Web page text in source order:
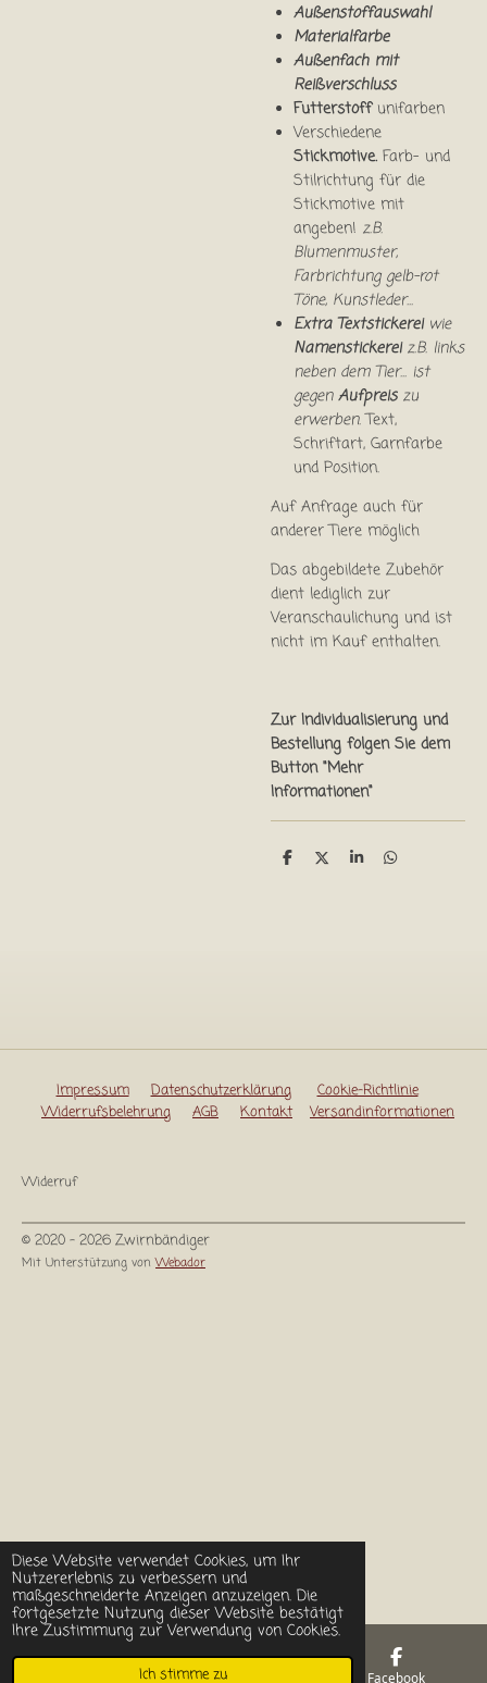
Diese Website verwendet Cookies, um Ihr
Nutzererlebnis zu verbessern und
maßgeschneiderte Anzeigen anzuzeigen. Die
fortgesetzte Nutzung dieser Website bestätigt
Ihre Zustimmung zur Verwendung von Cookies.
Ich stimme zu
Außenstoffauswahl
Materialfarbe
Außenfach mit
Reißverschluss
Futterstoffunifarben
Verschiedene
Stickmotive. Farb- und
Stilrichtung für die
Stickmotive mit
angeben! z.B.
Blumenmuster,
Farbrichtung gelb-rot
Töne, Kunstleder...
Extra Textstickereiwie
Namenstickereiz.B. links
neben dem Tier... ist
gegenAufpreiszu
erwerben.Text,
Schriftart, Garnfarbe
und Position.
Auf Anfrage auch für
anderer Tiere möglich
Das abgebildete Zubehör
dient lediglich zur
Veranschaulichung und ist
nicht im Kauf enthalten.
Zur Individualisierung und
Bestellung folgen Sie dem
Button "Mehr
Informationen"
T T T T
Impressum Datenschutzerklärung
Cookie-Richtlinie
Widerrufsbelehrung
AGB Kontakt Versandinformationen
Widerruf
© 2020 - 2026 Zwirnbändiger
Mit Unterstützung vonWebador
E-Mail Facebook